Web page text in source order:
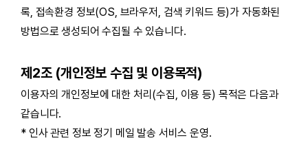
록, 접속환경 정보(OS, 브라우저, 검색 키워드 등)가 자동화된
방법으로 생성되어 수집될 수 있습니다.
제2조 (개인정보 수집 및 이용목적)
이용자의 개인정보에 대한 처리(수집, 이용 등) 목적은 다음과
같습니다.
* 인사 관련 정보 정기 메일 발송 서비스 운영.